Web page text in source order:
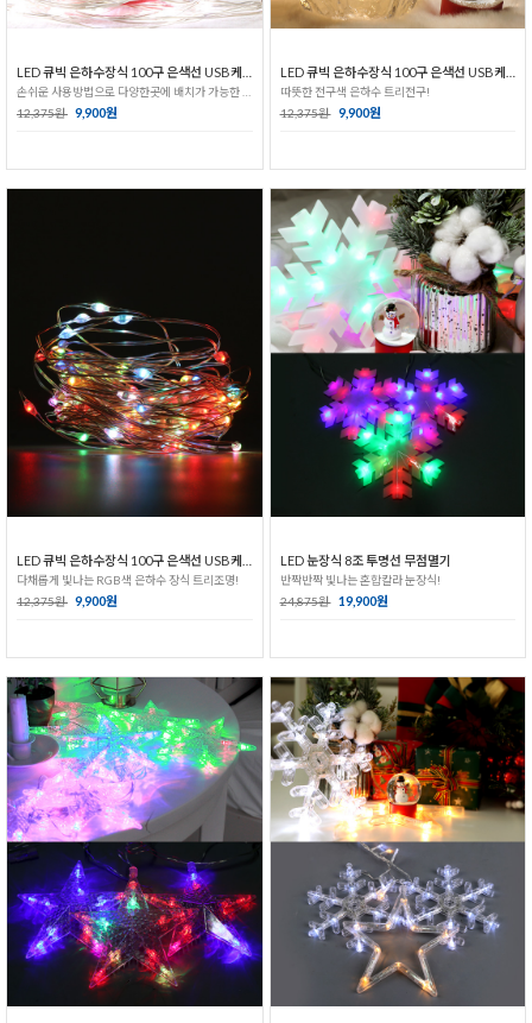
12,375원 9,900원
따뜻한 전구색 은하수 트리전구!
12,375원 9,900원
다채롭게 빛나는 RGB색 은하수 장식 트리조명!
12,375원 9,900원
LED 눈장식 8조 투명선 무점멸기
반짝반짝 빛나는 혼합칼라 눈장식!
24,875원 19,900원